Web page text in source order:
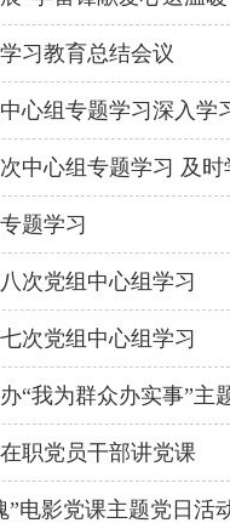
习教育总结会议
心组专题学习深入
中心组专题学习 及
题学习
次党组中心组学习
次党组中心组学习
“我为群众办实事”主
职党员干部讲党课
”电影党课主题党日活